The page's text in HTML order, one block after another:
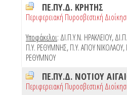
ΠΕ.ΠΥ.Δ. ΚΡΗΤΗΣ
Περιφερειακή Πυροσβεστική
Υποφάκελοι: ΔΙ.Π.Υ.Ν. ΗΡΑΚΛΕΙΟΥ,
Π.Υ. ΡΕΘΥΜΝΗΣ,Π.Υ. ΑΓΙΟΥ ΝΙΚΟΛΑΟΥ,
ΡΕΘΥΜΝΟΥ
ΠΕ.ΠΥ.Δ. ΝΟΤΙΟΥ
Περιφερειακή Πυροσβεστική